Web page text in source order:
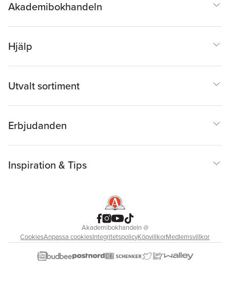
Akademibokhandeln
Hjälp
Utvalt sortiment
Erbjudanden
Inspiration & Tips
Akademibokhandeln@
CookiesAnpassa cookiesIntegritetspolicyKöpvillkorMedlemsvillkor